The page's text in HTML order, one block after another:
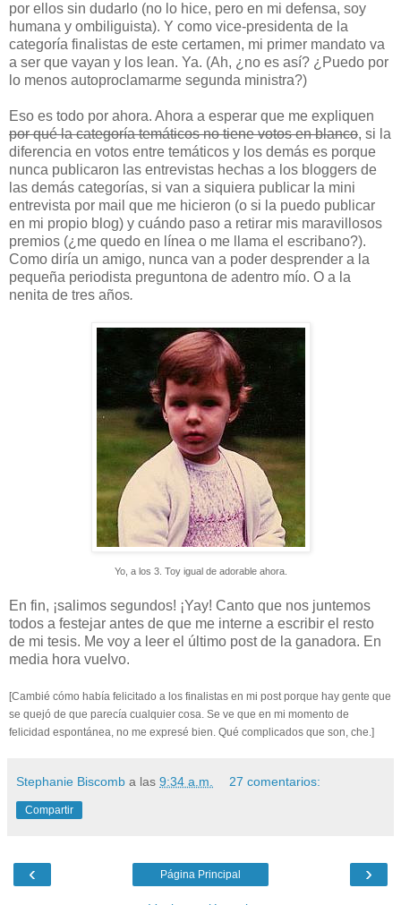
por ellos sin dudarlo (no lo hice, pero en mi defensa, soy
humana y ombiliguista). Y como vice-presidenta de la
categoría finalistas de este certamen, mi primer mandato va
a ser que vayan y los lean. Ya. (Ah, ¿no es así? ¿Puedo por
lo menos autoproclamarme segunda ministra?)
Eso es todo por ahora. Ahora a esperar que me expliquen
por qué la categoría temáticos no tiene votos en blanco, si la
diferencia en votos entre temáticos y los demás es porque
nunca publicaron las entrevistas hechas a los bloggers de
las demás categorías, si van a siquiera publicar la mini
entrevista por mail que me hicieron (o si la puedo publicar
en mi propio blog) y cuándo paso a retirar mis maravillosos
premios (¿me quedo en línea o me llama el escribano?).
Como diría un amigo, nunca van a poder desprender a la
pequeña periodista preguntona de adentro mío. O a la
nenita de tres años.
Yo, a los 3. Toy igual de adorable ahora.
En fin, ¡salimos segundos! ¡Yay! Canto que nos juntemos
todos a festejar antes de que me interne a escribir el resto
de mi tesis. Me voy a leer el último post de la ganadora. En
media hora vuelvo.
[Cambié cómo había felicitado a los finalistas en mi post porque hay gente que
se quejó de que parecía cualquier cosa. Se ve que en mi momento de
felicidad espontánea, no me expresé bien. Qué complicados que son, che.]
Stephanie Biscomb a las 9:34 a.m. 27 comentarios:
Compartir
‹ ›
Página Principal